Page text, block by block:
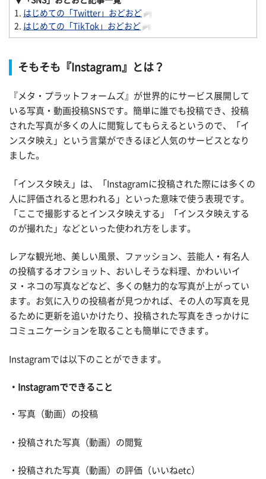
1. はじめての「Twitter」おどおど
2. はじめての「TikTok」おどおど
そもそも『Instagram』とは？
『メタ・プラットフォームズ』が世界的にサービス展開して
いる写真・動画投稿SNSです。簡単に誰でも投稿でき、投稿
された写真が多くの人に閲覧してもらえるというので、「イ
ンスタ映え」という言葉ができるほど人気のサービスとなり
ました。
「インスタ映え」は、「Instagramに投稿された際には多くの
人に評価されると思われる」といった意味で使う表現です。
「ここで撮影するとインスタ映えする」「インスタ映えする
のが撮れた」などといった使われ方をします。
レアな観光地、美しい風景、ファッション、芸能人・有名人
の投稿するオフショット、おいしそうな料理、かわいいイ
ヌ・ネコの写真などなど、多くの魅力的な写真が上がってい
ます。お気に入りの投稿者が見つかれば、その人の写真を見
るために更新を追いかけたり、投稿された写真をきっかけに
コミュニケーションを取ることも簡単にできます。
Instagramでは以下のことができます。
Instagramでできること
・写真（動画）の投稿
・投稿された写真（動画）の閲覧
・投稿された写真（動画）の評価（いいねetc）